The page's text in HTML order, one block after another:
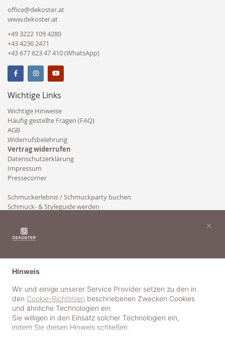
office@dekoster.at
www.dekoster.at
+49 3222 109 4280
+43 4236 2471
+43 677 623 47 410 (WhatsApp)
Wichtige Links
Wichtige Hinweise
Häufig gestellte Fragen (FAQ)
AGB
Widerrufsbelehrung
Vertrag widerrufen
Datenschutzerklärung
Impressum
Pressecorner
Schmuckerlebnis / Schmuckparty buchen
Schmuck- & Styleguide werden
Hinweis
Wir und einige unserer Service Provider setzen zu den in
den Cookie-Richtlinien beschriebenen Zwecken Cookies
und ähnliche Technologien ein.
Sie willigen in den Einsatz solcher Technologien ein,
indem Sie diesen Hinweis schließen.
×